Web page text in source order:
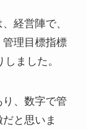
経営陣で、
理目標指標
ました。
、数字で管
と思いま